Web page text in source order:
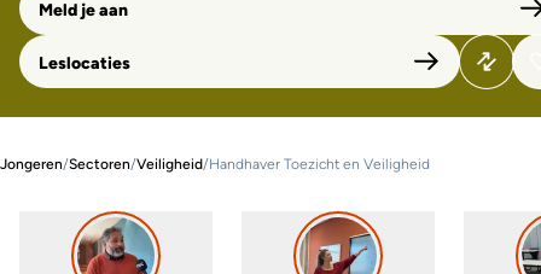
Meld je aan
Leslocaties
Jongeren/Sectoren/Veiligheid/Handhaver Toezicht en Veiligheid